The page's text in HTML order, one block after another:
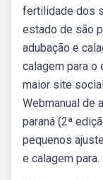
fertilidade dos
estado de são
adubação e
calagem para o
maior site
Webmanual de
paraná (2ª
pequenos
e calagem para.